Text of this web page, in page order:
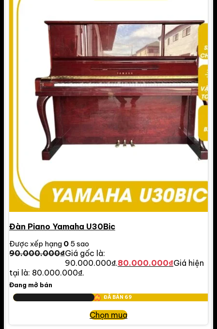
Đàn Piano Yamaha U30Bic
Được xếp hạng 05 sao
90.000.000₫Giá gốc là:
90.000.000₫.80.000.000₫Giá hiện
tại là: 80.000.000₫.
Đang mở bán
ĐÃ BÁN 69
Chọn mua